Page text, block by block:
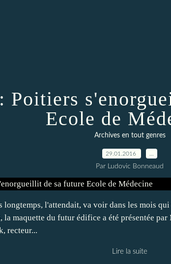
Poitiers
Ecole de
Archives en tout genres
29.01.2016
Par Ludovic Bonneaud
longtemps, l'attendait, va voir dans les mois
la maquette du futur édifice a été présentée
recteur...
Lire la suite